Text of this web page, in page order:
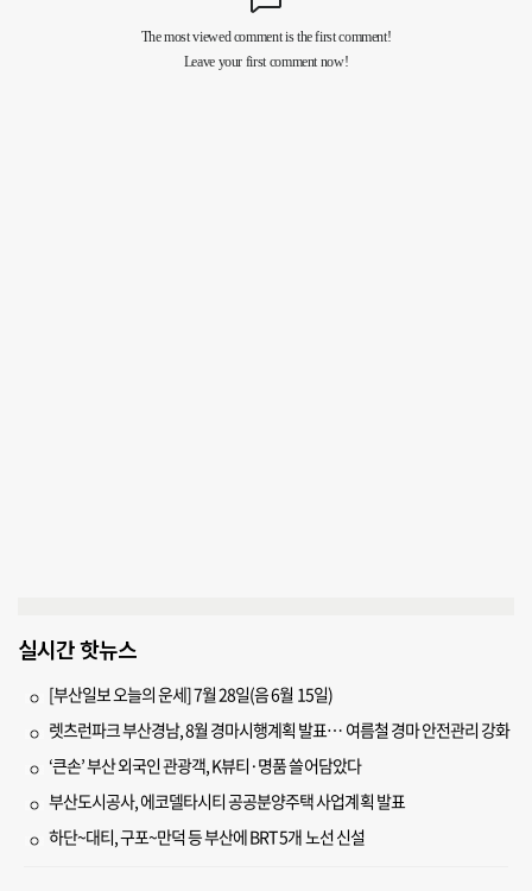
실시간 핫뉴스
[부산일보 오늘의 운세] 7월 28일(음 6월 15일)
렛츠런파크 부산경남, 8월 경마시행계획 발표… 여름철 경마 안전관리 강화
‘큰손’ 부산 외국인 관광객, K뷰티·명품 쓸어담았다
부산도시공사, 에코델타시티 공공분양주택 사업계획 발표
하단~대티, 구포~만덕 등 부산에 BRT 5개 노선 신설